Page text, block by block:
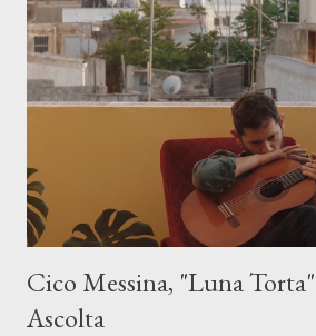
Cico Messina, "Luna
Ascolta